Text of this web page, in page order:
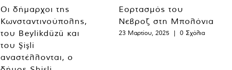
Οι δήμαρχοι της
Κωνσταντινούπολης,
του Beylikdüzü και
του Şişli
αναστέλλονται, ο
Εορτασμός του
Νεβροζ στη Μπολόνια
23 Μαρτίου, 2025 | 0 Σχόλια